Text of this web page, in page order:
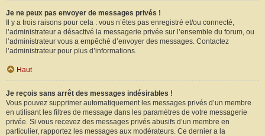
Je ne peux pas envoyer de messages privés !
Il y a trois raisons pour cela : vous n’êtes pas enregistré et/ou connecté,
l’administrateur a désactivé la messagerie privée sur l’ensemble du forum, ou
l’administrateur vous a empêché d’envoyer des messages. Contactez
l’administrateur pour plus d’informations.
Haut
Je reçois sans arrêt des messages indésirables !
Vous pouvez supprimer automatiquement les messages privés d’un membre
en utilisant les filtres de message dans les paramètres de votre messagerie
privée. Si vous recevez des messages privés abusifs d’un membre en
particulier, rapportez les messages aux modérateurs. Ce dernier a la